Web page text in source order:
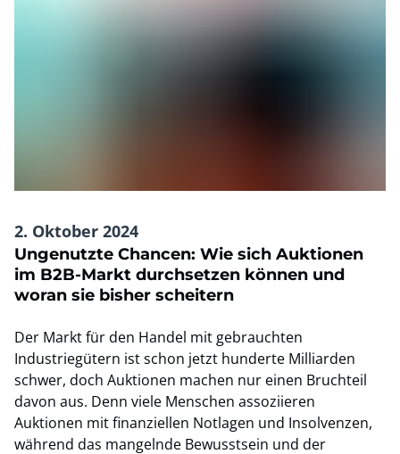
2. Oktober 2024
Ungenutzte Chancen: Wie sich Auktionen
im B2B-Markt durchsetzen können und
woran sie bisher scheitern
Der Markt für den Handel mit gebrauchten
Industriegütern ist schon jetzt hunderte Milliarden
schwer, doch Auktionen machen nur einen Bruchteil
davon aus. Denn viele Menschen assoziieren
Auktionen mit finanziellen Notlagen und Insolvenzen,
während das mangelnde Bewusstsein und der